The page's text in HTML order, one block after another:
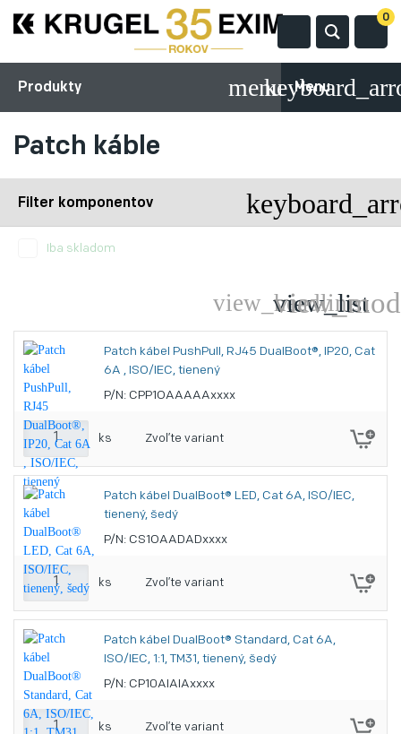
0
Produkty Menu
Patch káble
Filter komponentov
Iba skladom
Patch kábel PushPull, RJ45 DualBoot®, IP20, Cat
6A , ISO/IEC, tienený
P/N: CPP1OAAAAAxxxx
ks Zvoľte variant
Patch kábel DualBoot® LED, Cat 6A, ISO/IEC,
tienený, šedý
P/N: CS1OAADADxxxx
ks Zvoľte variant
Patch kábel DualBoot® Standard, Cat 6A,
ISO/IEC, 1:1, TM31, tienený, šedý
P/N: CP10AIAIAxxxx
ks Zvoľte variant